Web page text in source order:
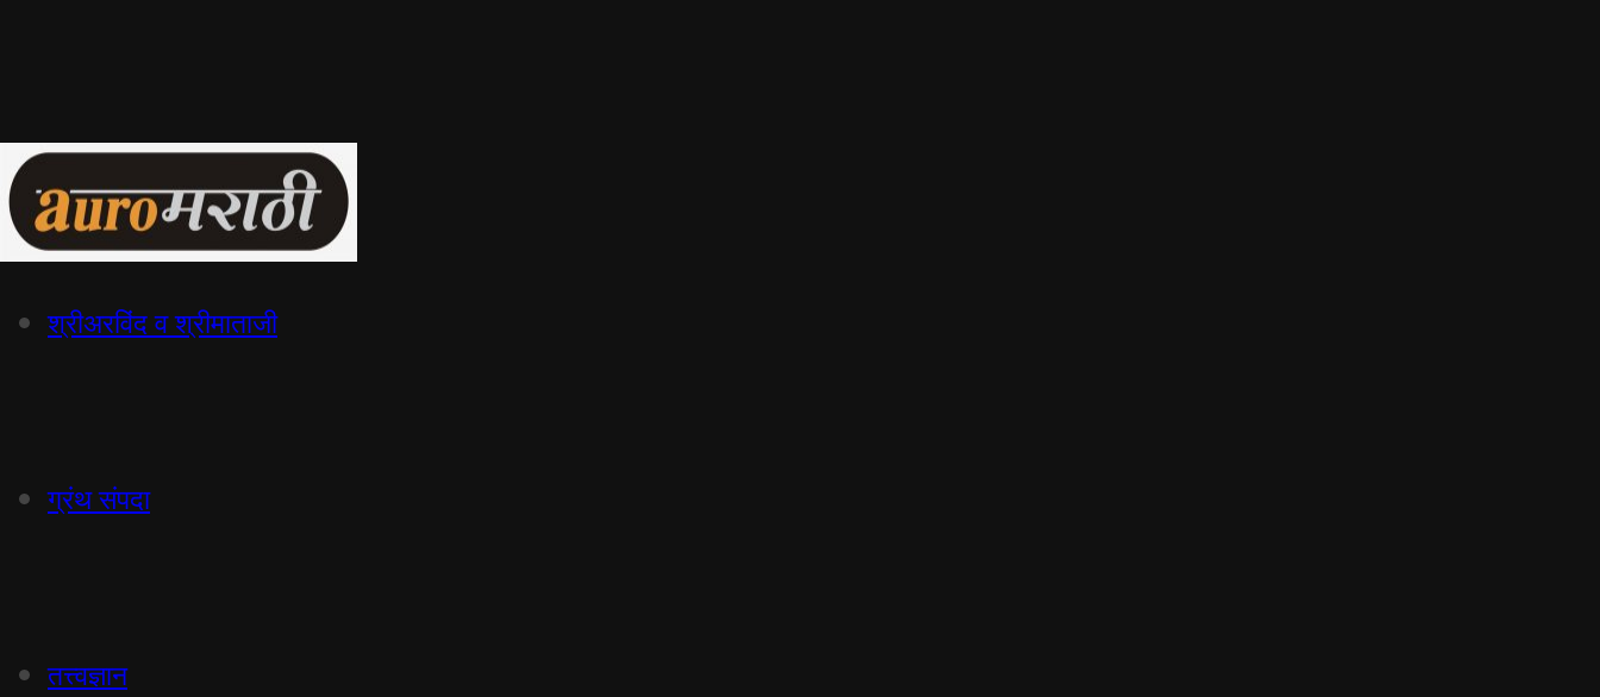
श्रीअरविंद व श्रीमाताजी
ग्रंथ संपदा
तत्त्वज्ञान